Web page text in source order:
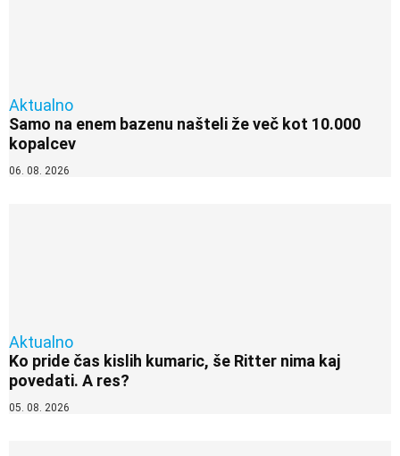
Aktualno
Samo na enem bazenu našteli že več kot 10.000
kopalcev
06. 08. 2026
Aktualno
Ko pride čas kislih kumaric, še Ritter nima kaj
povedati. A res?
05. 08. 2026